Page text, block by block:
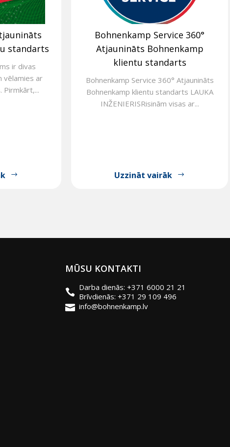
standarts
ir divas
vēlamies ar
Pirmkārt,...
Bohnenkamp Service 360°
Atjaunināts Bohnenkamp
klientu standarts
Bohnenkamp Service 360° Atjaunināts
Bohnenkamp klientu standarts LAUKA
INŽENIERISRisinām visas ar...
Uzzināt vairāk
MŪSU KONTAKTI
Darba dienās: +371 6000 21 21
Brīvdienās: +371 29 109 496
info@bohnenkamp.lv